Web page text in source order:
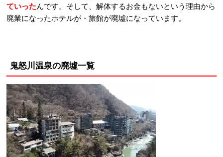
ていったんです。そして、解体するお金もないという理由から
廃業になったホテルが・旅館が廃墟になっています。
鬼怒川温泉の廃墟一覧